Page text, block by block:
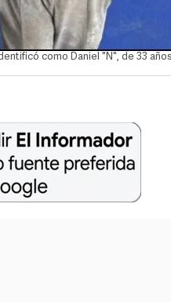
como Daniel "N", de 33